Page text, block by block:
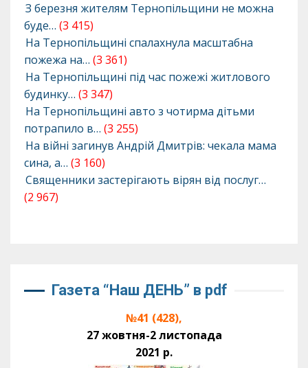
З березня жителям Тернопільщини не можна
буде… (3 415)
На Тернопільщині спалахнула масштабна
пожежа на… (3 361)
На Тернопільщині під час пожежі житлового
будинку… (3 347)
На Тернопільщині авто з чотирма дітьми
потрапило в… (3 255)
На війні загинув Андрій Дмитрів: чекала мама
сина, а… (3 160)
Священники застерігають вірян від послуг…
(2 967)
Газета “Наш ДЕНЬ” в pdf
№41 (428),
27 жовтня-2 листопада
2021 р.